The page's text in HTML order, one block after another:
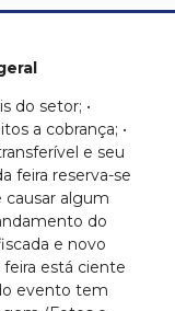
do setor; •
a cobrança; •
e seu
feira reserva-se
causar algum
do
e novo
feira está ciente
evento tem